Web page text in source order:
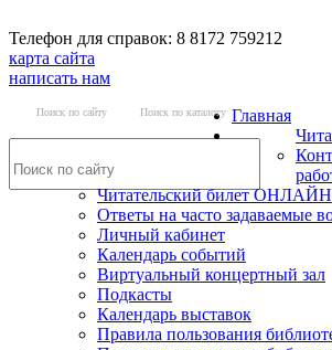
Телефон для справок: 8 8172 759212
карта сайта
написать нам
Поиск по сайту Поиск по каталогу Главная
Читательский билет ОНЛАЙН
Ответы на часто задаваемые
Личный кабинет
Календарь событий
Виртуальный концертный зал
Подкасты
Календарь выставок
Правила пользования